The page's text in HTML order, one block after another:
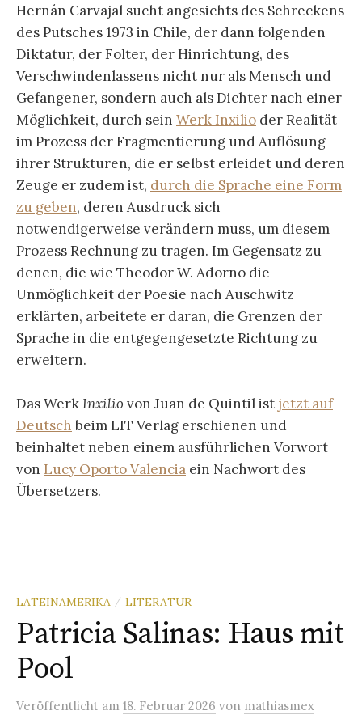
Hernán Carvajal sucht angesichts des Schreckens
des Putsches 1973 in Chile, der dann folgenden
Diktatur, der Folter, der Hinrichtung, des
Verschwindenlassens nicht nur als Mensch und
Gefangener, sondern auch als Dichter nach einer
Möglichkeit, durch sein Werk Inxilio der Realität
im Prozess der Fragmentierung und Auflösung
ihrer Strukturen, die er selbst erleidet und deren
Zeuge er zudem ist, durch die Sprache eine Form
zu geben, deren Ausdruck sich
notwendigerweise verändern muss, um diesem
Prozess Rechnung zu tragen. Im Gegensatz zu
denen, die wie Theodor W. Adorno die
Unmöglichkeit der Poesie nach Auschwitz
erklärten, arbeitete er daran, die Grenzen der
Sprache in die entgegengesetzte Richtung zu
erweitern.
Das WerkInxilio von Juan de Quintil ist jetzt auf
Deutsch beim LIT Verlag erschienen und
beinhaltet neben einem ausführlichen Vorwort
von Lucy Oporto Valencia ein Nachwort des
Übersetzers.
LATEINAMERIKA / LITERATUR
Patricia Salinas: Haus mit
Pool
Veröffentlicht am 18. Februar 2026 von mathiasmex